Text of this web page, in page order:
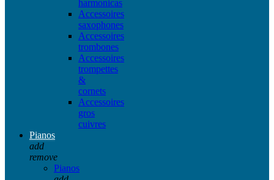
harmonicas
Accessoires
saxophones
Accessoires
trombones
Accessoires
trompettes
&
cornets
Accessoires
gros
cuivres
Pianos
add
remove
Pianos